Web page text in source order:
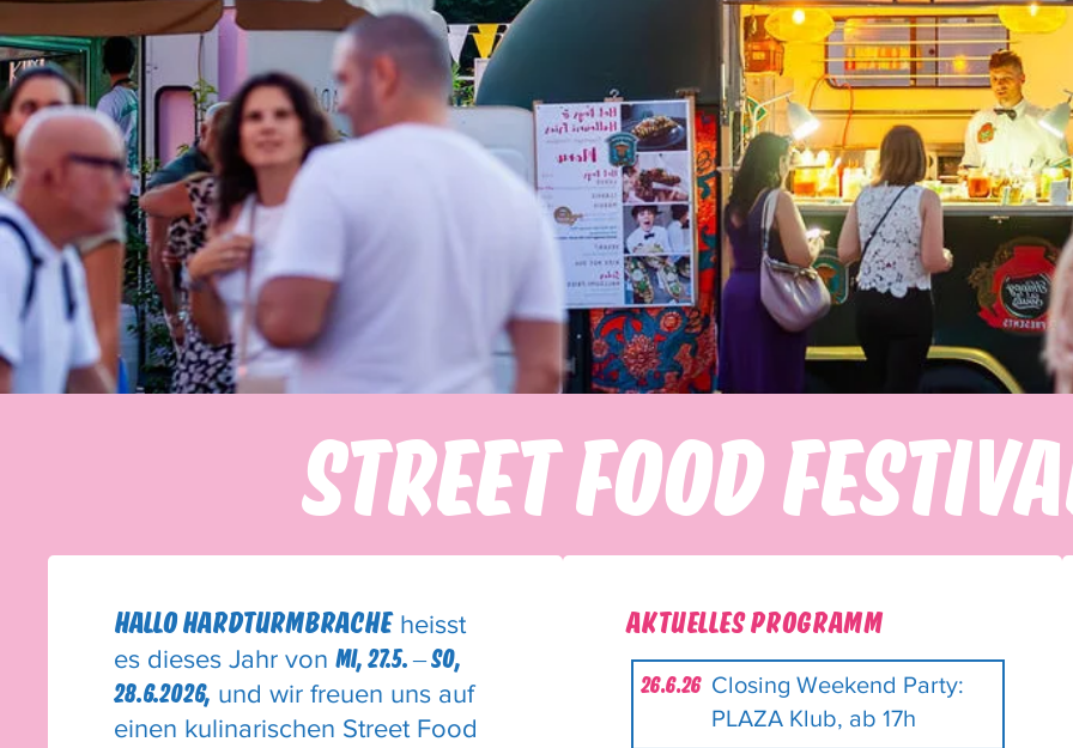
STREET FOOD
Hallo Hardturmbrache heisst
es dieses Jahr vonMI, 27.5. – SO,
28.6.2026, und wir freuen uns auf
einen kulinarischen Street Food
AKTUELLES Programm
26.6.26 Closing Weekend Party:
PLAZA Klub, ab 17h